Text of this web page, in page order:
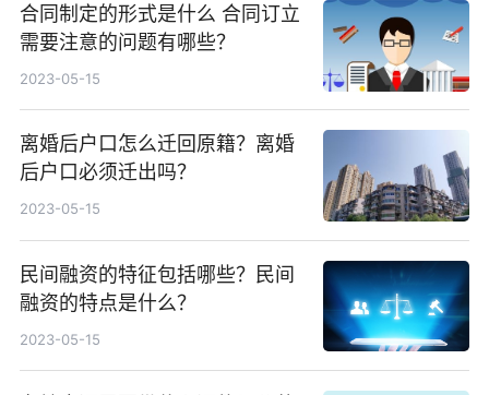
合同制定的形式是什么 合同订立
需要注意的问题有哪些？
2023-05-15
离婚后户口怎么迁回原籍？离婚
后户口必须迁出吗？
2023-05-15
民间融资的特征包括哪些？民间
融资的特点是什么？
2023-05-15